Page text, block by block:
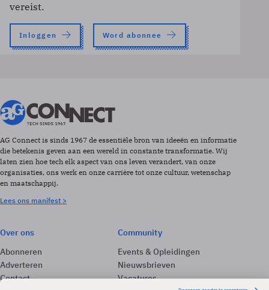
vereist.
Inloggen Word abonnee
AG Connect is sinds 1967 de essentiële bron van ideeën en informatie
die betekenis geven aan een wereld in constante transformatie. Wij
laten zien hoe tech elk aspect van ons leven verandert, van onze
organisaties, ons werk en onze carrière tot onze cultuur, wetenschap
en maatschappij.
Lees ons manifest >
Over ons
Abonneren
Adverteren
Contact
Community
Events & Opleidingen
Nieuwsbrieven
Vacatures